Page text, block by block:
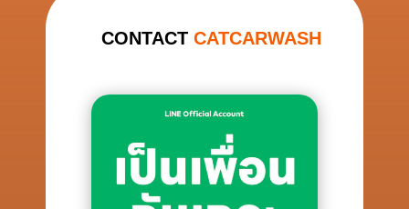
CONTACT CATCARWASH